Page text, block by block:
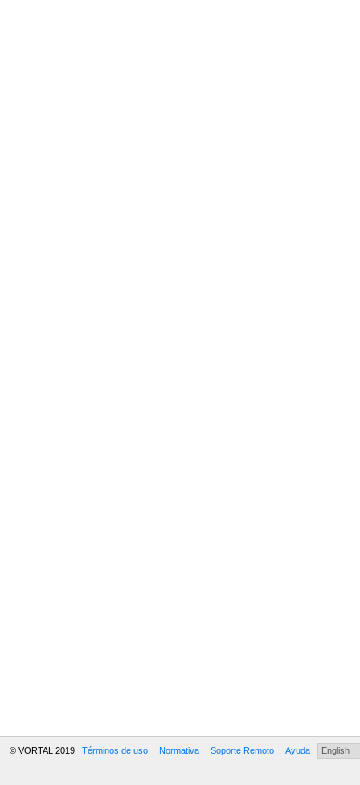
© VORTAL 2019 Términos de uso Normativa Soporte Remoto Ayuda